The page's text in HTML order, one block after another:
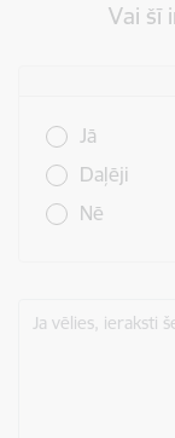
Vai šī
Jā
Daļēji
Nē
Ja vēlies, ieraksti